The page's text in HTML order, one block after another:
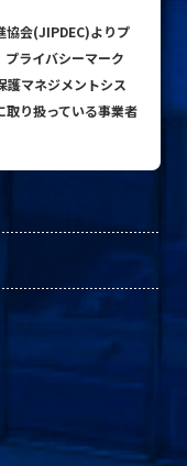
協会(JIPDEC)よりプ
ライバシーマーク
護マネジメントシス
取り扱っている事業者